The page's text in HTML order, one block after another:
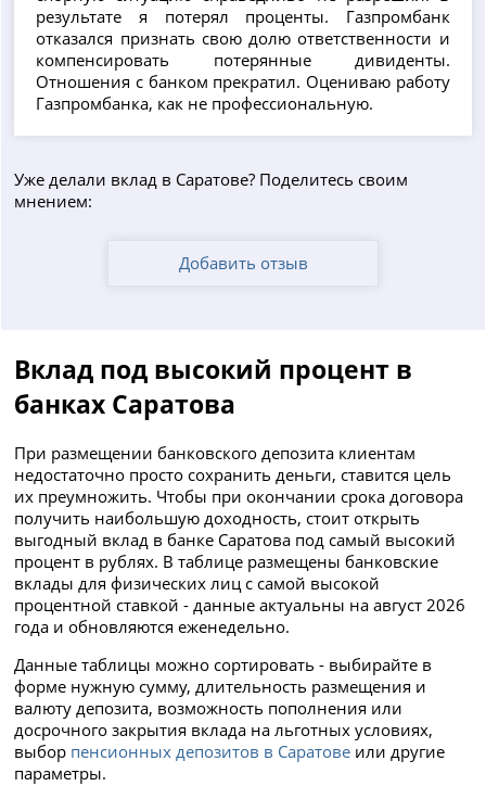
результате я потерял проценты. Газпромбанк
отказался признать свою долю ответственности и
компенсировать потерянные дивиденты.
Отношения с банком прекратил. Оцениваю работу
Газпромбанка, как не профессиональную.
Уже делали вклад в Саратове? Поделитесь своим
мнением:
Добавить отзыв
Вклад под высокий процент в
банках Саратова
При размещении банковского депозита клиентам
недостаточно просто сохранить деньги, ставится цель
их преумножить. Чтобы при окончании срока договора
получить наибольшую доходность, стоит открыть
выгодный вклад в банке Саратова под самый высокий
процент в рублях. В таблице размещены банковские
вклады для физических лиц с самой высокой
процентной ставкой - данные актуальны на август 2026
года и обновляются еженедельно.
Данные таблицы можно сортировать - выбирайте в
форме нужную сумму, длительность размещения и
валюту депозита, возможность пополнения или
досрочного закрытия вклада на льготных условиях,
выбор пенсионных депозитов в Саратове или другие
параметры.